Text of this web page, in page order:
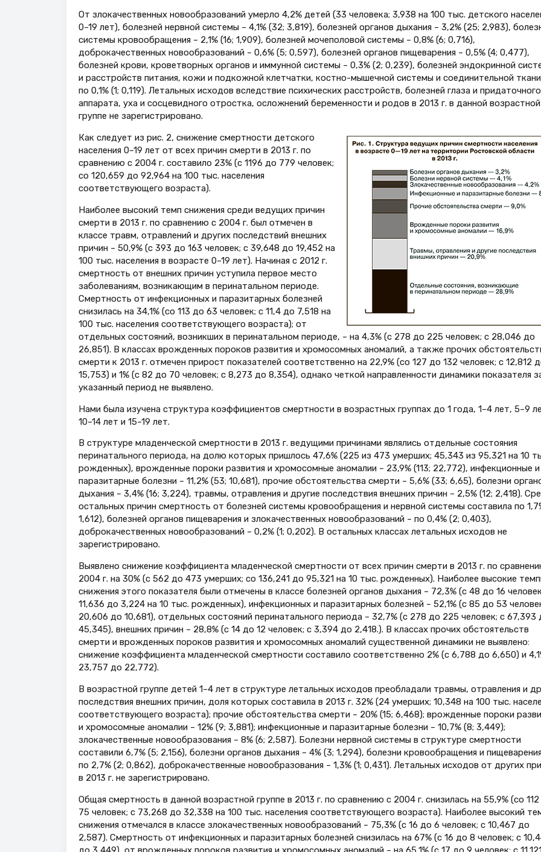
От злокачественных новообразований умерло 4,2% детей (33 человека; 3,938 на 100 тыс. детского
0–19 лет), болезней нервной системы – 4,1% (32; 3,819), болезней органов дыхания – 3,2% (25; 2,983),
системы кровообращения – 2,1% (16; 1,909), болезней мочеполовой системы – 0,8% (6; 0,716),
доброкачественных новообразований – 0,6% (5; 0,597), болезней органов пищеварения – 0,5% (4; 0,477),
болезней крови, кроветворных органов и иммунной системы – 0,3% (2; 0,239), болезней эндокринной
и расстройств питания, кожи и подкожной клетчатки, костно-мышечной системы и соединительной
по 0,1% (1; 0,119). Летальных исходов вследствие психических расстройств, болезней глаза и придаточного
аппарата, уха и сосцевидного отростка, осложнений беременности и родов в 2013 г. в данной возрастной
группе не зарегистрировано.
Как следует из рис. 2, снижение смертности детского
населения 0–19 лет от всех причин смерти в 2013 г. по
сравнению с 2004 г. составило 23% (с 1196 до 779 человек;
со 120,659 до 92,964 на 100 тыс. населения
соответствующего возраста).
Наиболее высокий темп снижения среди ведущих причин
смерти в 2013 г. по сравнению с 2004 г. был отмечен в
классе травм, отравлений и других последствий внешних
причин – 50,9% (с 393 до 163 человек; с 39,648 до 19,452 на
100 тыс. населения в возрасте 0–19 лет). Начиная с 2012 г.
смертность от внешних причин уступила первое место
заболеваниям, возникающим в перинатальном периоде.
Смертность от инфекционных и паразитарных болезней
снизилась на 34,1% (со 113 до 63 человек; с 11,4 до 7,518 на
100 тыс. населения соответствующего возраста); от
отдельных состояний, возникших в перинатальном периоде, – на 4,3% (с 278 до 225 человек; с 28,046 до
26,851). В классах врожденных пороков развития и хромосомных аномалий, а также прочих
смерти к 2013 г. отмечен прирост показателей соответственно на 22,9% (со 127 до 132 человек; с 12,812
15,753) и 1% (с 82 до 70 человек; с 8,273 до 8,354), однако четкой направленности динамики показателя
указанный период не выявлено.
Нами была изучена структура коэффициентов смертности в возрастных группах до 1 года, 1–4 лет, 5–9
10–14 лет и 15–19 лет.
В структуре младенческой смертности в 2013 г. ведущими причинами являлись отдельные состояния
перинатального периода, на долю которых пришлось 47,6% (225 из 473 умерших; 45,343 из 95,321 на 10
рожденных), врожденные пороки развития и хромосомные аномалии – 23,9% (113; 22,772), инфекционные и
паразитарные болезни – 11,2% (53; 10,681), прочие обстоятельства смерти – 5,6% (33; 6,65), болезни
дыхания – 3,4% (16; 3,224), травмы, отравления и другие последствия внешних причин – 2,5% (12; 2,418).
остальных причин смертность от болезней системы кровообращения и нервной системы составила по
1,612), болезней органов пищеварения и злокачественных новообразований – по 0,4% (2; 0,403),
доброкачественных новообразований – 0,2% (1; 0,202). В остальных классах летальных исходов не
зарегистрировано.
Выявлено снижение коэффициента младенческой смертности от всех причин смерти в 2013 г. по
2004 г. на 30% (с 562 до 473 умерших; со 136,241 до 95,321 на 10 тыс. рожденных). Наиболее высокие
снижения этого показателя были отмечены в классе болезней органов дыхания – 72,3% (с 48 до 16
11,636 до 3,224 на 10 тыс. рожденных), инфекционных и паразитарных болезней – 52,1% (с 85 до 53
20,606 до 10,681), отдельных состояний перинатального периода – 32,7% (с 278 до 225 человек; с 67,393
45,345), внешних причин – 28,8% (с 14 до 12 человек; с 3,394 до 2,418.). В классах прочих обстоятельств
смерти и врожденных пороков развития и хромосомных аномалий существенной динамики не выявлено:
снижение коэффициента младенческой смертности составило соответственно 2% (с 6,788 до 6,650) и
23,757 до 22,772).
В возрастной группе детей 1–4 лет в структуре летальных исходов преобладали травмы, отравления и
последствия внешних причин, доля которых составила в 2013 г. 32% (24 умерших; 10,348 на 100 тыс.
соответствующего возраста); прочие обстоятельства смерти – 20% (15; 6,468); врожденные пороки
и хромосомные аномалии – 12% (9; 3,881); инфекционные и паразитарные болезни – 10,7% (8; 3,449);
злокачественные новообразования – 8% (6; 2,587). Болезни нервной системы в структуре смертности
составили 6,7% (5; 2,156), болезни органов дыхания – 4% (3; 1,294), болезни кровообращения и
по 2,7% (2; 0,862), доброкачественные новообразования – 1,3% (1; 0,431). Летальных исходов от других
в 2013 г. не зарегистрировано.
Общая смертность в данной возрастной группе в 2013 г. по сравнению с 2004 г. снизилась на 55,9% (со
75 человек; с 73,268 до 32,338 на 100 тыс. населения соответствующего возраста). Наиболее высокий
снижения отмечался в классе злокачественных новообразований – 75,3% (с 16 до 6 человек; с 10,467 до
2,587). Смертность от инфекционных и паразитарных болезней снизилась на 67% (с 16 до 8 человек; с